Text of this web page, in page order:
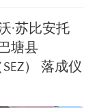
·苏比安托
塘县
） 落成仪